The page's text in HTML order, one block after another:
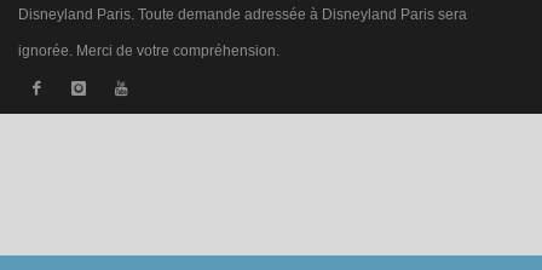
Disneyland Paris. Toute demande adressée à Disneyland Paris sera
ignorée. Merci de votre compréhension.